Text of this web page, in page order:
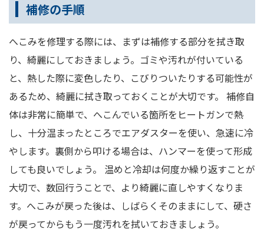
補修の手順
へこみを修理する際には、まずは補修する部分を拭き取
り、綺麗にしておきましょう。ゴミや汚れが付いている
と、熱した際に変色したり、こびりついたりする可能性が
あるため、綺麗に拭き取っておくことが大切です。 補修自
体は非常に簡単で、へこんでいる箇所をヒートガンで熱
し、十分温まったところでエアダスターを使い、急速に冷
やします。裏側から叩ける場合は、ハンマーを使って形成
しても良いでしょう。 温めと冷却は何度か繰り返すことが
大切で、数回行うことで、より綺麗に直しやすくなりま
す。へこみが戻った後は、しばらくそのままにして、硬さ
が戻ってからもう一度汚れを拭いておきましょう。